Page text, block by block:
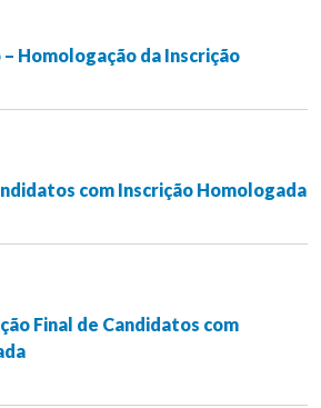
Homologação da Inscrição
com Inscrição Homologada
Final de Candidatos com